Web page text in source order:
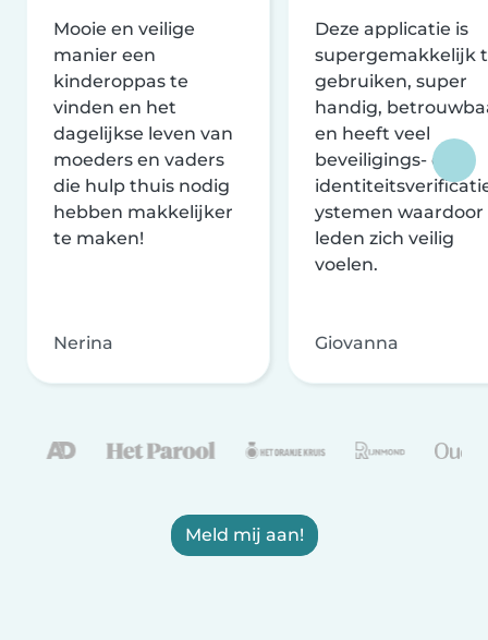
Mooie en veilige
manier een
kinderoppas te
vinden en het
dagelijkse leven van
moeders en vaders
die hulp thuis nodig
hebben makkelijker
te maken!
Nerina
Deze applicatie is
supergemakkelijk
gebruiken, super
handig,
en heeft veel
beveiligings- en
ystemen waardoor
leden zich veilig
voelen.
Giovanna
Meld mij aan!